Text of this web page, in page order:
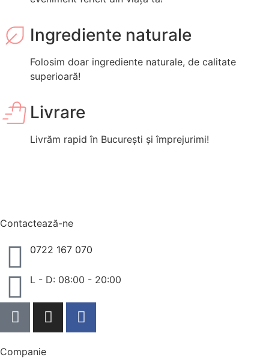
Ingrediente naturale
Folosim doar ingrediente naturale, de calitate
superioară!
Livrare
Livrăm rapid în București și împrejurimi!
Contactează-ne
0722 167 070
L - D: 08:00 - 20:00
Companie